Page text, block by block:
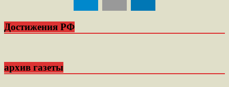
Достижения РФ
архив газеты